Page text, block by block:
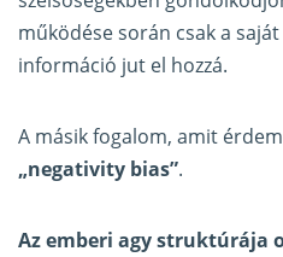
működése során csak a
információ jut el hozzá.
A másik fogalom, amit
„negativity bias”.
Az emberi agy struktúrája